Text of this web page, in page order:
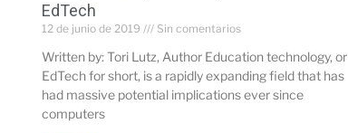
EdTech
12 de junio de 2019 Sin comentarios
Written by: Tori Lutz, Author Education technology, or
EdTech for short, is a rapidly expanding field that has
had massive potential implications ever since
computers